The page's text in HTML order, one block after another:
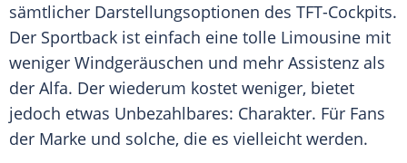
sämtlicher Darstellungsoptionen des TFT-Cockpits.
Der Sportback ist einfach eine tolle Limousine mit
weniger Windgeräuschen und mehr Assistenz als
der Alfa. Der wiederum kostet weniger, bietet
jedoch etwas Unbezahlbares: Charakter. Für Fans
der Marke und solche, die es vielleicht werden.